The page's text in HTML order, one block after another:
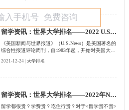
高等教育》2022年世界大学排名对全球1600多所大学
进行了排名。其中550多家在欧洲。英国的牛津大学
在欧洲大学排行榜(以及总体排名)中独占鳌头，而其
他101所英国大学也出现在排行榜中。西班牙是第二
多代表的欧洲国家，有52个学校上榜。在欧洲大陆的
大学中，瑞士的苏黎世联邦理工学院排名最高，位列
欧洲前五名，在2021年的世界大学排名中并列第14
位。其他排名前10的欧洲大学包括英国、瑞士和德国
的大学，但英国大学占据了大部分。
留学资讯：世界大学排名——2022 U.S. News美国最佳研究生院校排名
《美国新闻与世界报道》（U.S.News）是美国著名的
综合性报道评论周刊，自1983年起，开始对美国大学
及其院系进行排名，目前是最具权威性和影响力的美
国大学排名，对于选择去美国读本科、研究生或博士
2021-12-24 | 大学排名
留学资讯：世界大学排名——2022年Niche美国最昂贵大学排行榜
留学都很贵？学费贵？吃住行贵？对于<留学贵不贵>